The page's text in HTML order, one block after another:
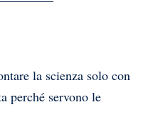
la scienza solo con
perché servono le